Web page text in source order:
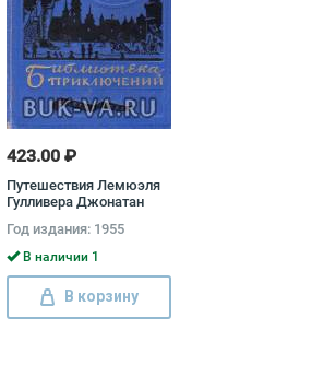
423.00 ₽
Путешествия Лемюэля
Гулливера Джонатан
Год издания: 1955
В наличии 1
В корзину